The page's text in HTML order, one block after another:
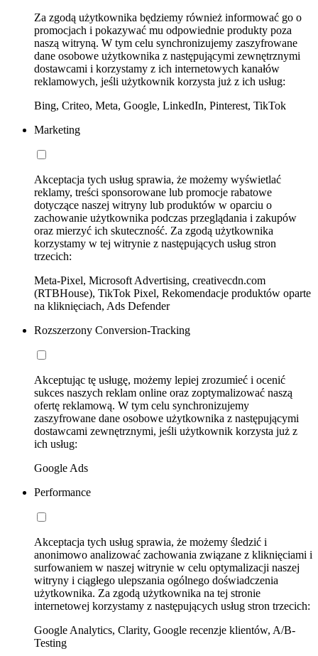
Za zgodą użytkownika będziemy również informować go o
promocjach i pokazywać mu odpowiednie produkty poza
naszą witryną. W tym celu synchronizujemy zaszyfrowane
dane osobowe użytkownika z następującymi zewnętrznymi
dostawcami i korzystamy z ich internetowych kanałów
reklamowych, jeśli użytkownik korzysta już z ich usług:
Bing, Criteo, Meta, Google, LinkedIn, Pinterest, TikTok
Marketing
Akceptacja tych usług sprawia, że możemy wyświetlać
reklamy, treści sponsorowane lub promocje rabatowe
dotyczące naszej witryny lub produktów w oparciu o
zachowanie użytkownika podczas przeglądania i zakupów
oraz mierzyć ich skuteczność. Za zgodą użytkownika
korzystamy w tej witrynie z następujących usług stron
trzecich:
Meta-Pixel, Microsoft Advertising, creativecdn.com
(RTBHouse), TikTok Pixel, Rekomendacje produktów oparte
na kliknięciach, Ads Defender
Rozszerzony Conversion-Tracking
Akceptując tę usługę, możemy lepiej zrozumieć i ocenić
sukces naszych reklam online oraz zoptymalizować naszą
ofertę reklamową. W tym celu synchronizujemy
zaszyfrowane dane osobowe użytkownika z następującymi
dostawcami zewnętrznymi, jeśli użytkownik korzysta już z
ich usług:
Google Ads
Performance
Akceptacja tych usług sprawia, że możemy śledzić i
anonimowo analizować zachowania związane z kliknięciami i
surfowaniem w naszej witrynie w celu optymalizacji naszej
witryny i ciągłego ulepszania ogólnego doświadczenia
użytkownika. Za zgodą użytkownika na tej stronie
internetowej korzystamy z następujących usług stron trzecich:
Google Analytics, Clarity, Google recenzje klientów, A/B-
Testing